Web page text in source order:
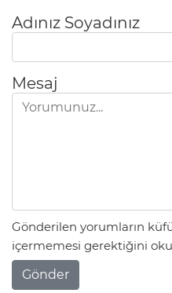
Adınız Soyadınız
Mesaj
Gönderilen yorumların
içermemesi gerektiğini
Gönder